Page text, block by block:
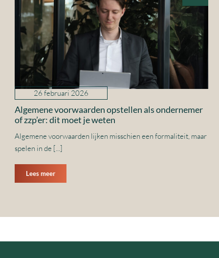
26 februari 2026
Algemene voorwaarden opstellen als ondernemer
of zzp’er: dit moet je weten
Algemene voorwaarden lijken misschien een formaliteit, maar
spelen in de [...]
Lees meer